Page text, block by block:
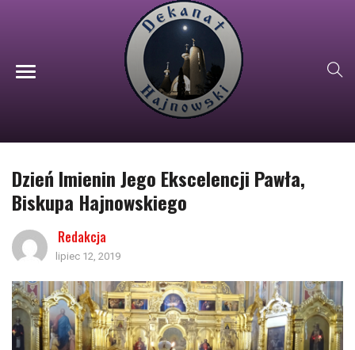
Dzień Imienin Jego Ekscelencji Pawła,
Biskupa Hajnowskiego
Redakcja
lipiec 12, 2019